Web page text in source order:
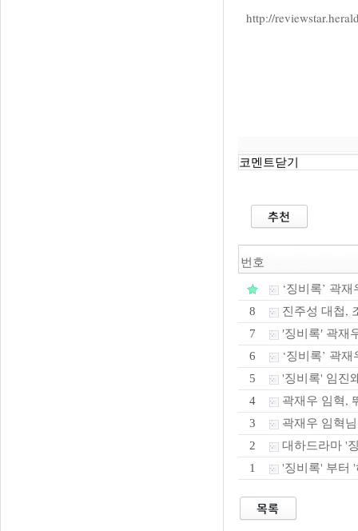
http://
코멘트닫기
번호
‘징비록’ 곽
8 진주성 대첩,
7 ′징비록′ 곽
6 ‘징비록’ 곽
5 '징비록' 임진
4 곽재우 임혁,
3 곽재우 임혁
2 대하드라마 '
1 '징비록' 부터